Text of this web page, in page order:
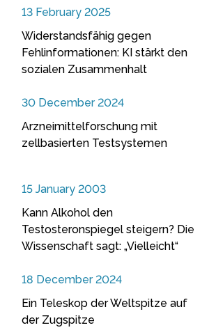
13 February 2025
Widerstandsfähig gegen
Fehlinformationen: KI stärkt den
sozialen Zusammenhalt
30 December 2024
Arzneimittelforschung mit
zellbasierten Testsystemen
15 January 2003
Kann Alkohol den
Testosteronspiegel steigern? Die
Wissenschaft sagt: „Vielleicht“
18 December 2024
Ein Teleskop der Weltspitze auf
der Zugspitze